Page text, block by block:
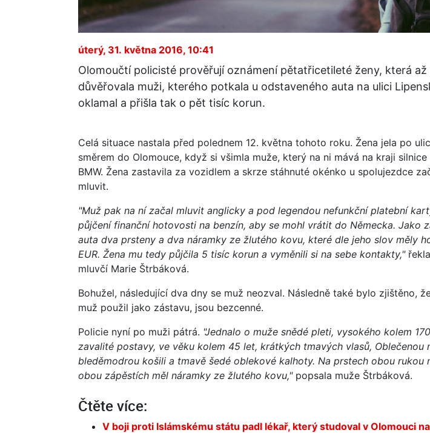
úterý, 31. května 2016, 10:41
Olomoučtí policisté prověřují oznámení pětatřicetileté ženy, která až
důvěřovala muži, kterého potkala u odstaveného auta na ulici
oklamal a přišla tak o pět tisíc korun.
Celá situace nastala před polednem 12. května tohoto roku. Žena jela po
směrem do Olomouce, když si všimla muže, který na ni mává na kraji
BMW. Žena zastavila za vozidlem a skrze stáhnuté okénko u spolujezdce
mluvit.
"Muž pak na ní začal mluvit anglicky a pod legendou nefunkční platební
půjčení finanční hotovosti na benzín, aby se mohl vrátit do Německa. Jako
auta dva prsteny a dva náramky ze žlutého kovu, které dle jeho slov měly
EUR. Žena mu tedy půjčila 5 tisíc korun a vyměnili si na sebe kontakty,"
mluvčí Marie Štrbáková.
Bohužel, následující dva dny se muž neozval. Následně také bylo zjištěno,
muž použil jako zástavu, jsou bezcenné.
Policie nyní po muži pátrá. "Jednalo o muže snědé pleti, vysokého kolem
zavalité postavy, ve věku kolem 45 let, krátkých tmavých vlasů, Oblečenou
bleděmodrou košili a tmavě šedé oblekové kalhoty. Na prstech obou rukou
obou zápěstích měl náramky ze žlutého kovu,"popsala muže Štrbáková.
Čtěte více:
V boji proti Islámskému státu padl lékař, který studoval v Olomouci